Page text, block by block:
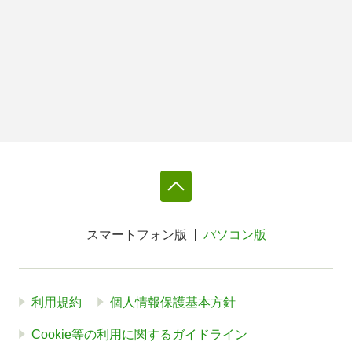
スマートフォン版 パソコン版
利用規約 個人情報保護基本方針
Cookie等の利用に関するガイドライン